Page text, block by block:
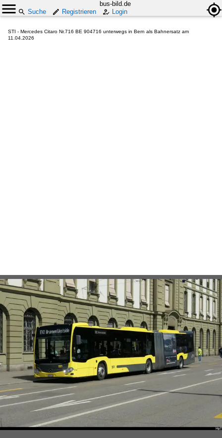
bus-bild.de
Suche
Registrieren Login
STI - Mercedes Citaro Nr.716 BE 904716 unterwegs in Bern als Bahnersatz am
11.04.2026